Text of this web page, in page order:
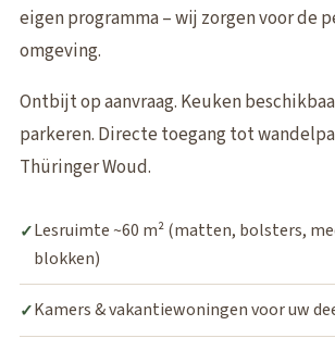
eigen programma – wij zorgen voor de
omgeving.
Ontbijt op aanvraag. Keuken
parkeren. Directe toegang tot
Thüringer Woud.
✓Lesruimte ~60 m² (matten, bolsters,
blokken)
✓Kamers & vakantiewoningen voor uw